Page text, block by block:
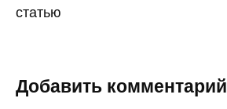
статью
Добавить комментарий